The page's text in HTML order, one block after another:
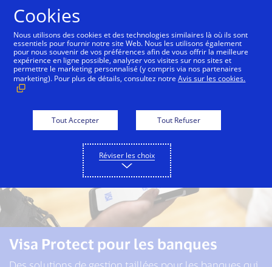
Visa Protect Banques Marchands
Visa Protect pour les banques
Des solutions de gestion taillées pour les banques qui
Cookies
Nous utilisons des cookies et des technologies similaires là où ils sont
essentiels pour fournir notre site Web. Nous les utilisons également
pour nous souvenir de vos préférences afin de vous offrir la meilleure
expérience en ligne possible, analyser vos visites sur nos sites et
permettre le marketing personnalisé (y compris via nos partenaires
marketing). Pour plus de détails, consultez notreAvis sur les cookies.
Tout Accepter Tout Refuser
Réviser les choix